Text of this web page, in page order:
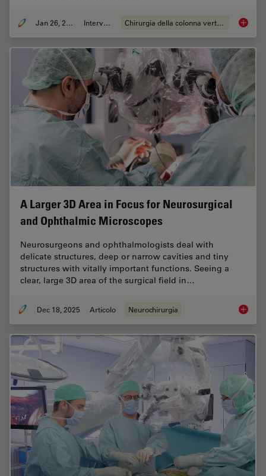
Jan 26, 2026 Intervista Chirurgia della colonna vertebrale
A Larger 3D Area in Focus for Neurosurgical
and Ophthalmic Microscopes
Neurosurgeons and ophthalmologists deal with
delicate structures, deep or narrow cavities and tiny
structures with vitally important functions. Seeing a
clear, large 3D area of the surgical field in…
Dec 18, 2025 Articolo Neurochirurgia A